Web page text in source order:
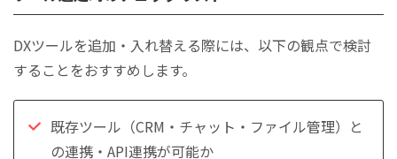
DXツールを追加・入れ替える際には、以下の観点で検討
することをおすすめします。
既存ツール（CRM・チャット・ファイル管理）と
の連携・API連携が可能か